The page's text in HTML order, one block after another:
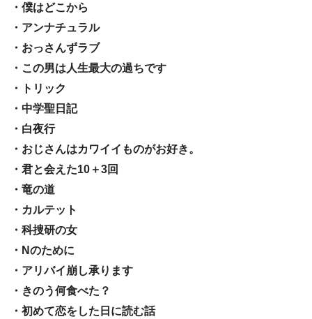
・僕はどこから
・アンナチュラル
・おっさんずラブ
・この男は人生最大の過ちです
・トリック
・中学聖日記
・白夜行
・おじさんはカワイイものがお好き。
・君と会えた10＋3回
・竜の道
・カルテット
・科捜研の女
・Nのために
・アリバイ崩し承ります
・きのう何食べた？
・初めて恋をした日に読む話